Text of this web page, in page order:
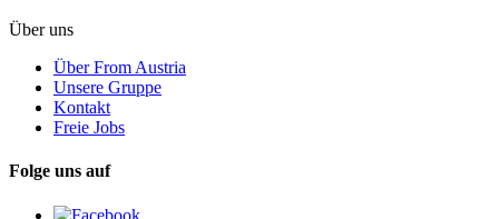
Über uns
Über From Austria
Unsere Gruppe
Kontakt
Freie Jobs
Folge uns auf